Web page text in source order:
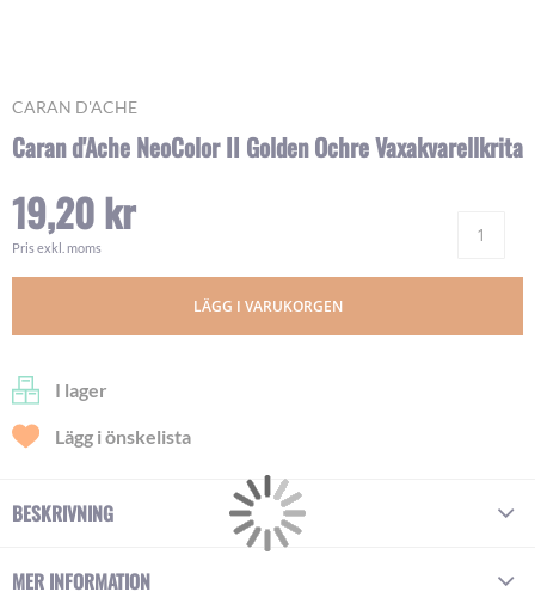
CARAN D'ACHE
Caran d'Ache NeoColor II Golden Ochre Vaxakvarellkrita
19,20 kr
Pris exkl. moms
LÄGG I VARUKORGEN
I lager
Lägg i önskelista
Skip
the
of
the
images
BESKRIVNING
MER INFORMATION